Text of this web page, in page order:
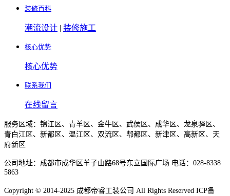
装修百科
潮流设计 | 装修施工
核心优势
核心优势
联系我们
在线留言
服务区域：锦江区、青羊区、金牛区、武侯区、成华区、龙泉驿区、
青白江区、新都区、温江区、双流区、郫都区、新津区、高新区、天
府新区
公司地址：成都市成华区羊子山路68号东立国际广场 电话：028-8338
5863
Copyright © 2014-2025 成都帝睿工装公司 All Rights Reserved ICP备